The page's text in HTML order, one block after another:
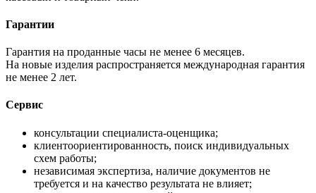
Гарантии
Гарантия на проданные часы не менее 6 месяцев.
На новые изделия распространяется международная гарантия
не менее 2 лет.
Сервис
консультации специалиста-оценщика;
клиентоориентированность, поиск индивидуальных
схем работы;
независимая экспертиза, наличие документов не
требуется и на качество результата не влияет;